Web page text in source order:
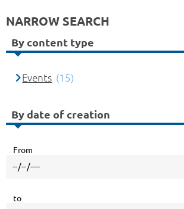
NARROW SEARCH
By content type
Events (15)
By date of creation
From
to